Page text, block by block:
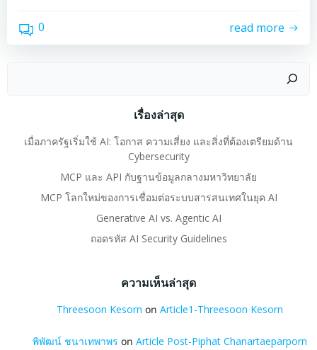
0 read more
เรื่องล่าสุด
เมื่อภาครัฐเริ่มใช้ AI: โอกาส ความเสี่ยง และสิ่งที่ต้องเตรียมด้าน
Cybersecurity
MCP และ API กับฐานข้อมูลกลางมหาวิทยาลัย
MCP โลกใหม่ของการเชื่อมต่อระบบสารสนเทศในยุค AI
Generative AI vs. Agentic AI
ถอดรหัส AI Security Guidelines
ความเห็นล่าสุด
Threesoon Kesorn on Article1-Threesoon Kesorn
พิพัฒน์ ชนาเทพาพร on Article Post-Piphat Chanartaeparporn